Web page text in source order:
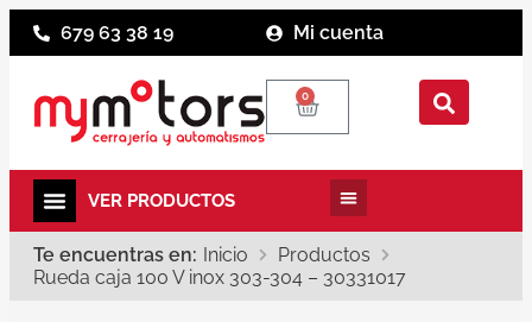
679 63 38 19 Mi cuenta
0
Te encuentras en: Inicio
Productos
Rueda caja 100 V inox 303-304 – 30331017